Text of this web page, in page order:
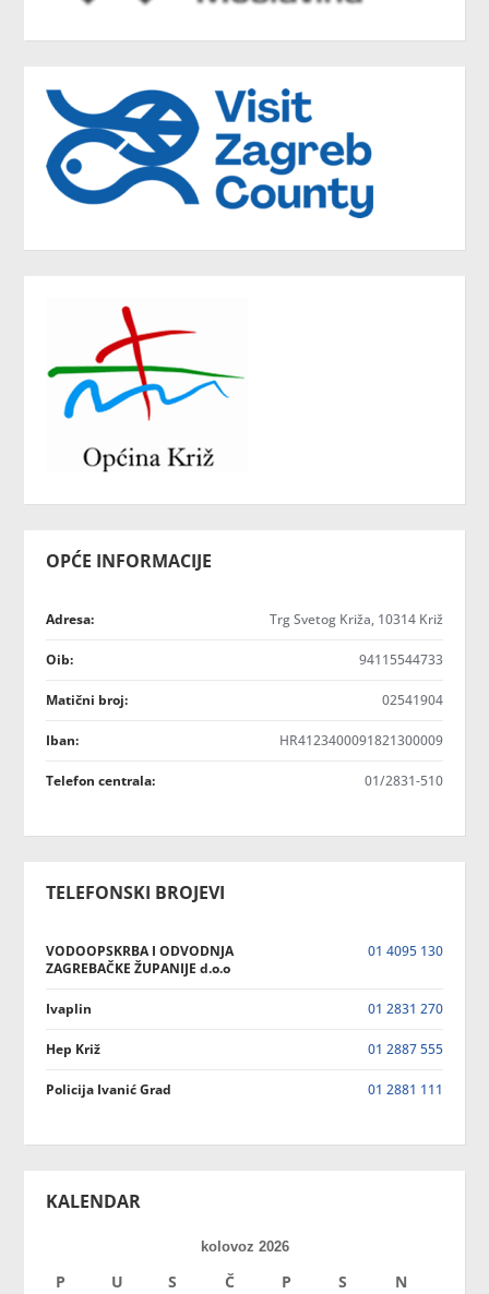
OPĆE INFORMACIJE
Adresa: Trg Svetog Križa, 10314 Križ
Oib: 94115544733
Matični broj: 02541904
Iban: HR4123400091821300009
Telefon centrala: 01/2831-510
TELEFONSKI BROJEVI
VODOOPSKRBA I ODVODNJA
ZAGREBAČKE ŽUPANIJE d.o.o
01 4095 130
Ivaplin 01 2831 270
Hep Križ 01 2887 555
Policija Ivanić Grad 01 2881 111
KALENDAR
kolovoz 2026
P U S Č P S N